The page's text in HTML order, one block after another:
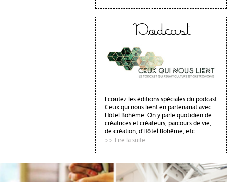
Podcast
Ecoutez les éditions spéciales du podcast
Ceux qui nous lient en partenariat avec
Hôtel Bohême. On y parle quotidien de
créatrices et créateurs, parcours de vie,
de création, d'Hôtel Bohême, etc
>> Lire la suite